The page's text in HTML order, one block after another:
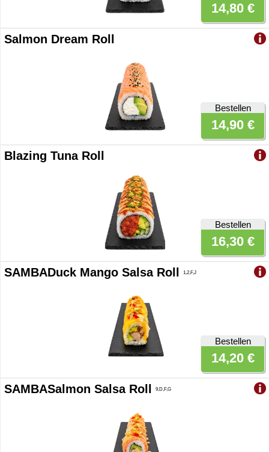
14,80 €
Salmon Dream Roll
Bestellen
14,90 €
Blazing Tuna Roll
Bestellen
16,30 €
SAMBADuck Mango Salsa Roll 1,2,F,J
Bestellen
14,20 €
SAMBASalmon Salsa Roll 9,D,F,G